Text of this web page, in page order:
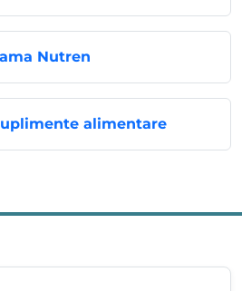
Nutren
alimentare